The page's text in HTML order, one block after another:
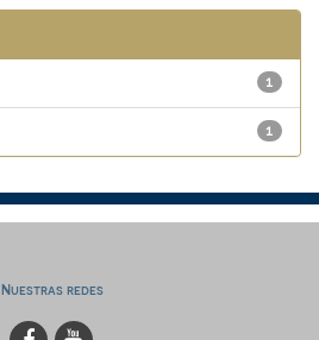
1
1
Nuestras redes